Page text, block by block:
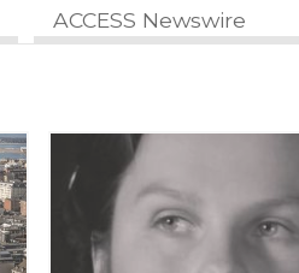
ACCESS Newswire